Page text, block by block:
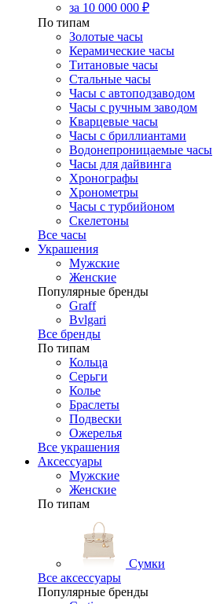
за 10 000 000 ₽
По типам
Золотые часы
Керамические часы
Титановые часы
Стальные часы
Часы с автоподзаводом
Часы с ручным заводом
Кварцевые часы
Часы с бриллиантами
Водонепроницаемые часы
Часы для дайвинга
Хронографы
Хронометры
Часы с турбийоном
Скелетоны
Все часы
Украшения
Мужские
Женские
Популярные бренды
Graff
Bvlgari
Все бренды
По типам
Кольца
Серьги
Колье
Браслеты
Подвески
Ожерелья
Все украшения
Аксессуары
Мужские
Женские
По типам
Сумки
Все аксессуары
Популярные бренды